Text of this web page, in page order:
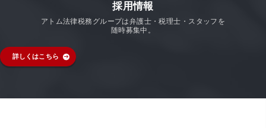
採用情報
アトム法律税務グループは弁護士・税理士・スタッフを
随時募集中。
詳しくはこちら